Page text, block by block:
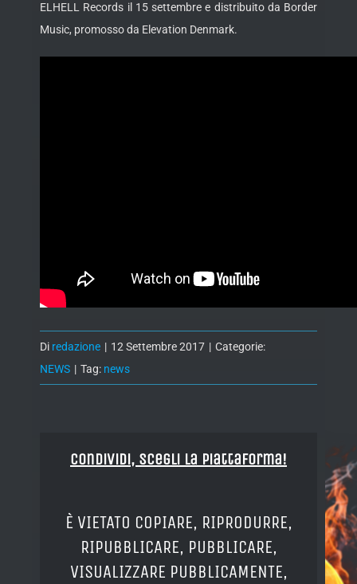
ELHELL Records il 15 settembre e distribuito da Border
Music, promosso da Elevation Denmark.
Di redazione | 12 Settembre 2017 | Categorie:
NEWS | Tag: news
Condividi, Scegli la piattaforma!
È VIETATO COPIARE, RIPRODURRE,
RIPUBBLICARE, PUBBLICARE,
VISUALIZZARE PUBBLICAMENTE,